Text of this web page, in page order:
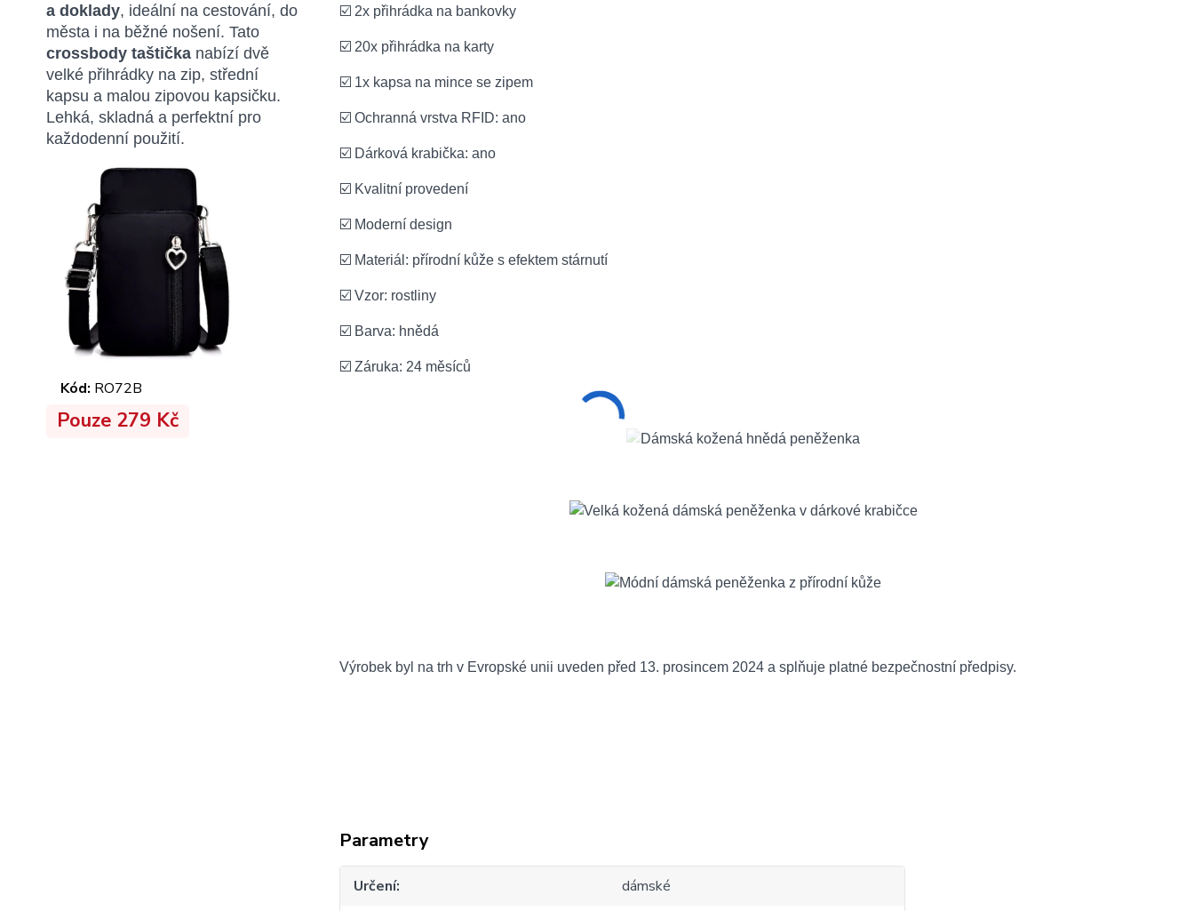
a doklady, ideální na cestování, do
města i na běžné nošení. Tato
crossbody taštička nabízí dvě
velké přihrádky na zip, střední
kapsu a malou zipovou kapsičku.
Lehká, skladná a perfektní pro
každodenní použití.
Kód: RO72B
Pouze 279 Kč
☑️ 2x přihrádka na bankovky
☑️ 20x přihrádka na karty
☑️ 1x kapsa na mince se zipem
☑️ Ochranná vrstva RFID: ano
☑️ Dárková krabička: ano
☑️ Kvalitní provedení
☑️ Moderní design
☑️ Materiál: přírodní kůže s efektem stárnutí
☑️ Vzor: rostliny
☑️ Barva: hnědá
☑️ Záruka: 24 měsíců
Výrobek byl na trh v Evropské unii uveden před 13. prosincem 2024 a splňuje platné bezpečnostní předpisy.
Parametry
Určení dámské